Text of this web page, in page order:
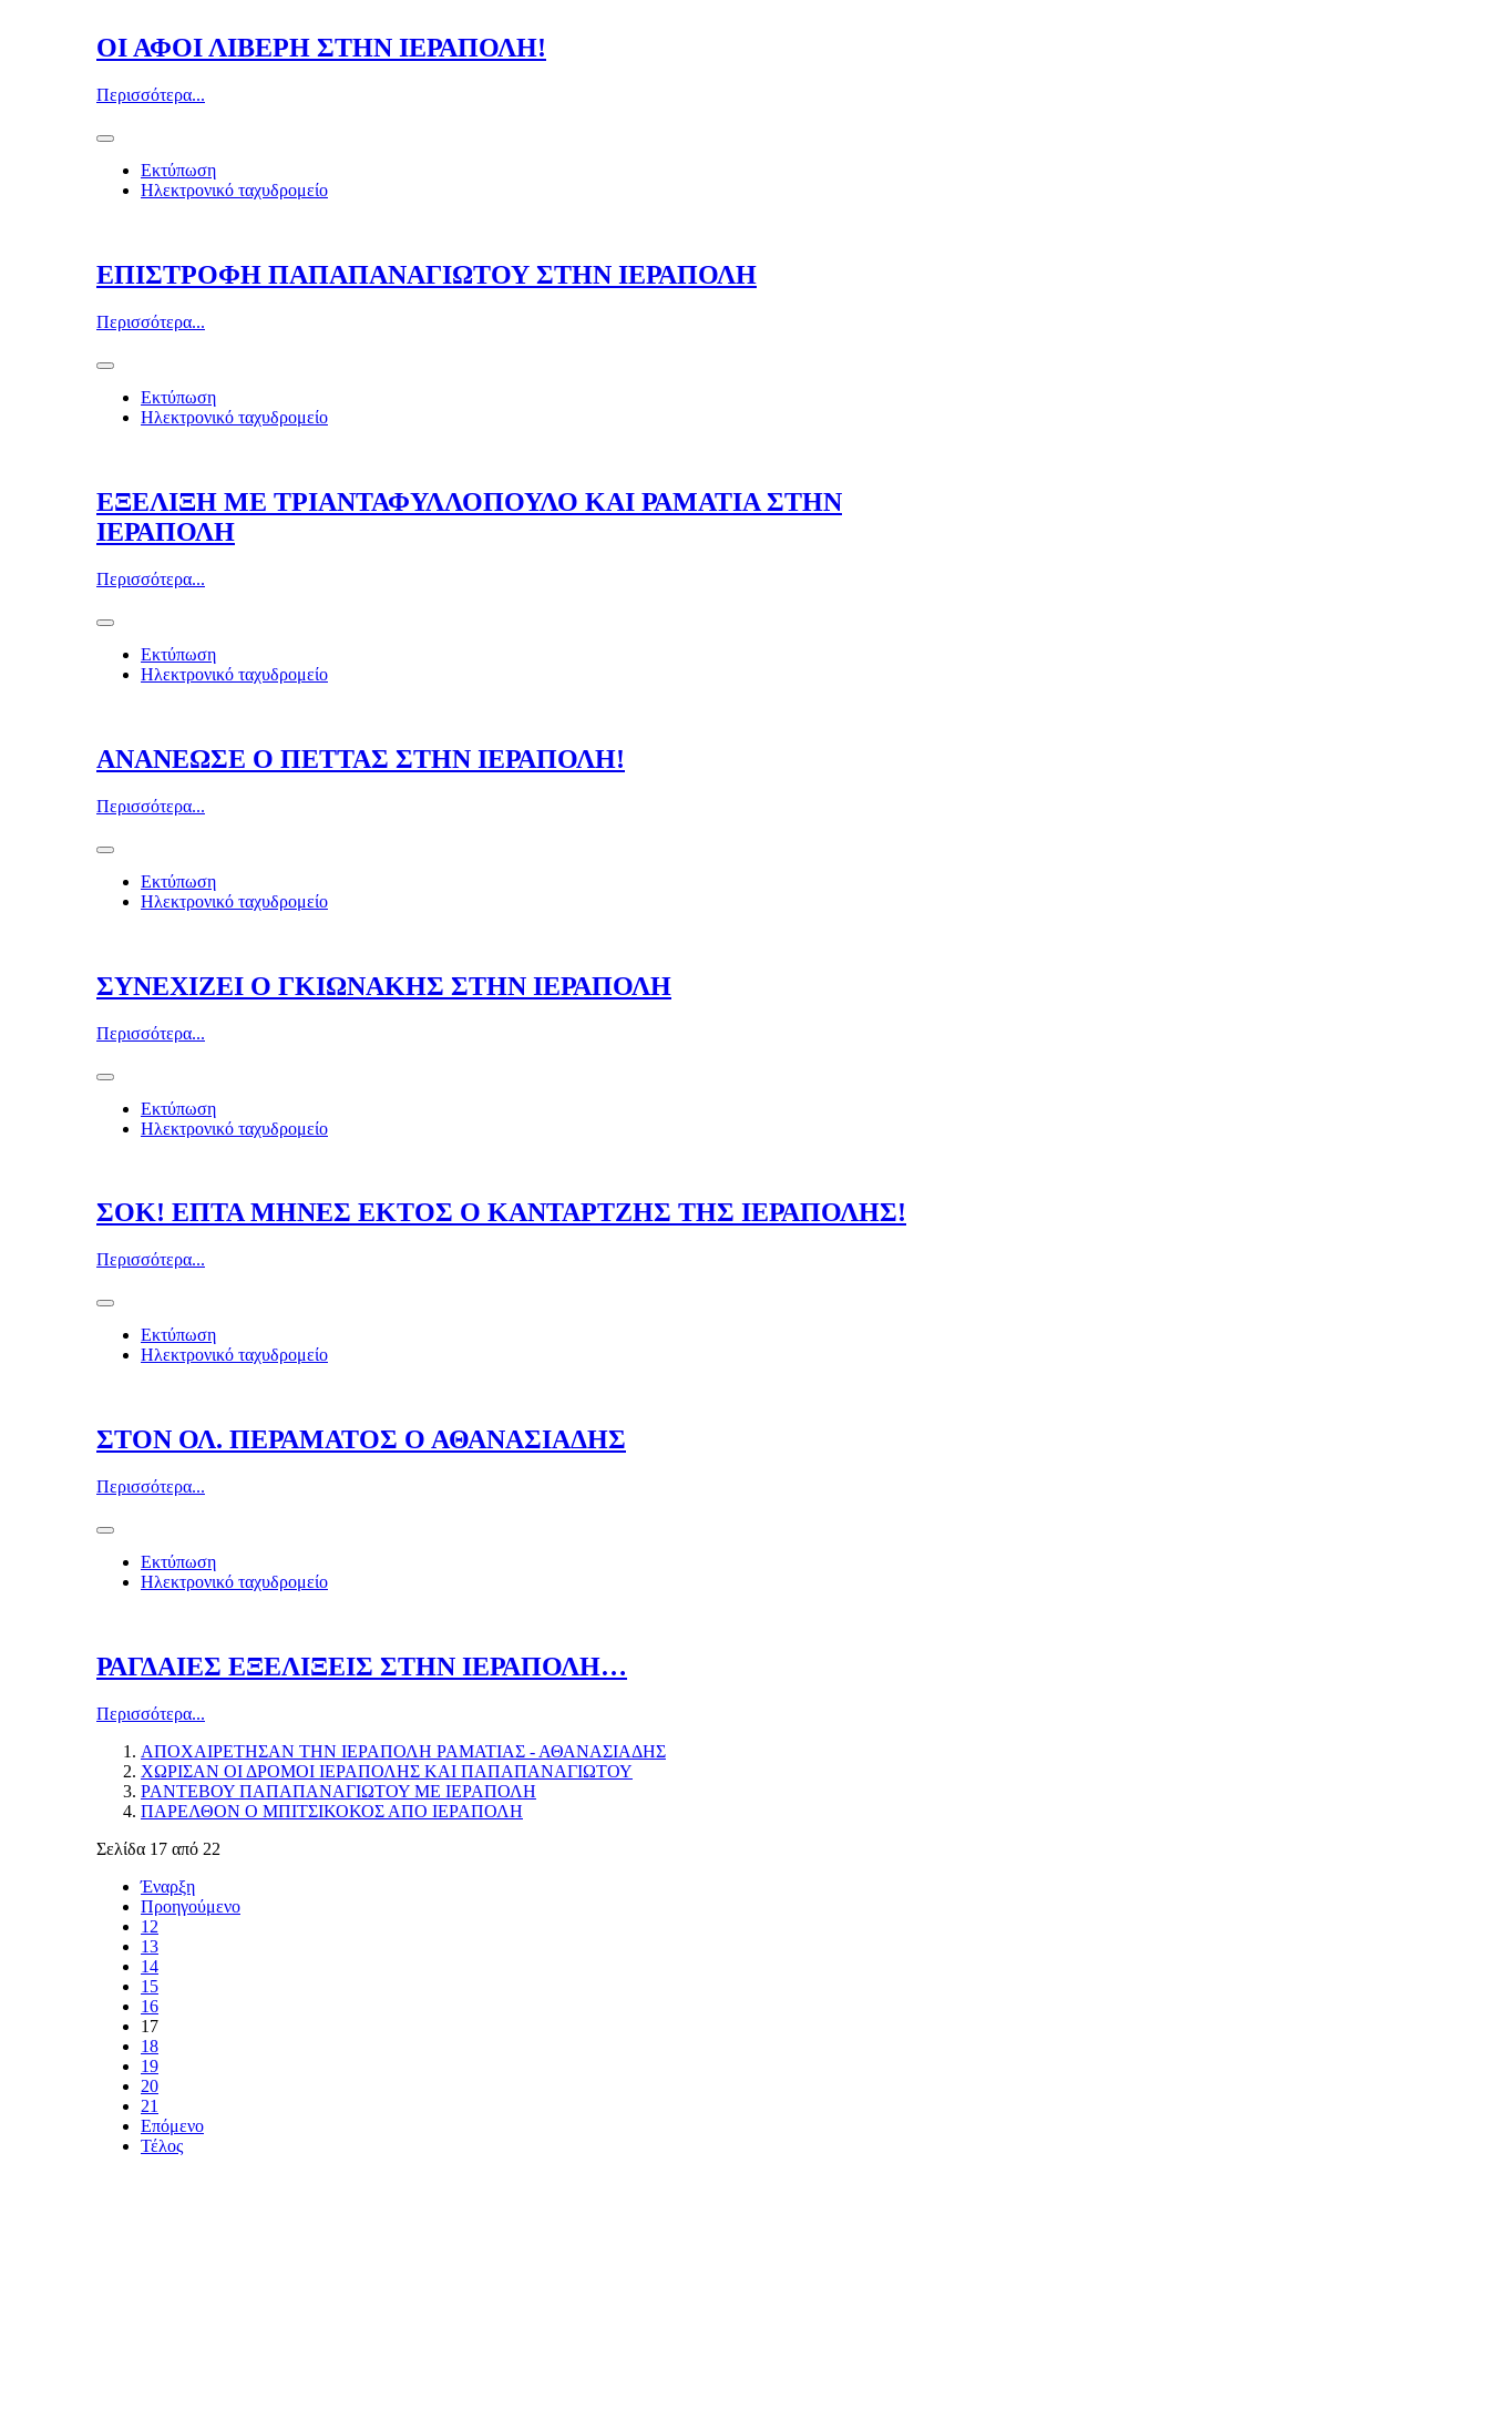
ΟΙ ΑΦΟΙ ΛΙΒΕΡΗ ΣΤΗΝ ΙΕΡΑΠΟΛΗ!
Περισσότερα...
Εκτύπωση
Ηλεκτρονικό ταχυδρομείο
ΕΠΙΣΤΡΟΦΗ ΠΑΠΑΠΑΝΑΓΙΩΤΟΥ ΣΤΗΝ ΙΕΡΑΠΟΛΗ
Περισσότερα...
Εκτύπωση
Ηλεκτρονικό ταχυδρομείο
ΕΞΕΛΙΞΗ ΜΕ ΤΡΙΑΝΤΑΦΥΛΛΟΠΟΥΛΟ ΚΑΙ ΡΑΜΑΤΙΑ ΣΤΗΝ
ΙΕΡΑΠΟΛΗ
Περισσότερα...
Εκτύπωση
Ηλεκτρονικό ταχυδρομείο
ΑΝΑΝΕΩΣΕ Ο ΠΕΤΤΑΣ ΣΤΗΝ ΙΕΡΑΠΟΛΗ!
Περισσότερα...
Εκτύπωση
Ηλεκτρονικό ταχυδρομείο
ΣΥΝΕΧΙΖΕΙ Ο ΓΚΙΩΝΑΚΗΣ ΣΤΗΝ ΙΕΡΑΠΟΛΗ
Περισσότερα...
Εκτύπωση
Ηλεκτρονικό ταχυδρομείο
ΣΟΚ! ΕΠΤΑ ΜΗΝΕΣ ΕΚΤΟΣ Ο ΚΑΝΤΑΡΤΖΗΣ ΤΗΣ ΙΕΡΑΠΟΛΗΣ!
Περισσότερα...
Εκτύπωση
Ηλεκτρονικό ταχυδρομείο
ΣΤΟΝ ΟΛ. ΠΕΡΑΜΑΤΟΣ Ο ΑΘΑΝΑΣΙΑΔΗΣ
Περισσότερα...
Εκτύπωση
Ηλεκτρονικό ταχυδρομείο
ΡΑΓΔΑΙΕΣ ΕΞΕΛΙΞΕΙΣ ΣΤΗΝ ΙΕΡΑΠΟΛΗ…
Περισσότερα...
ΑΠΟΧΑΙΡΕΤΗΣΑΝ ΤΗΝ ΙΕΡΑΠΟΛΗ ΡΑΜΑΤΙΑΣ - ΑΘΑΝΑΣΙΑΔΗΣ
ΧΩΡΙΣΑΝ ΟΙ ΔΡΟΜΟΙ ΙΕΡΑΠΟΛΗΣ ΚΑΙ ΠΑΠΑΠΑΝΑΓΙΩΤΟΥ
ΡΑΝΤΕΒΟΥ ΠΑΠΑΠΑΝΑΓΙΩΤΟΥ ΜΕ ΙΕΡΑΠΟΛΗ
ΠΑΡΕΛΘΟΝ Ο ΜΠΙΤΣΙΚΟΚΟΣ ΑΠΟ ΙΕΡΑΠΟΛΗ
Σελίδα 17 από 22
Έναρξη
Προηγούμενο
12
13
14
15
16
17
18
19
20
21
Επόμενο
Τέλος